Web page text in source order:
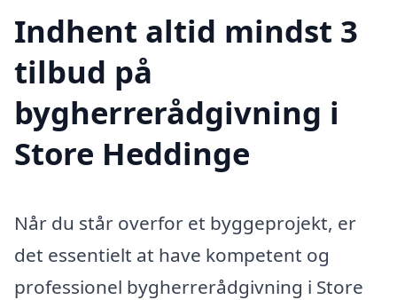
Indhent altid mindst 3
tilbud på
bygherrerådgivning i
Store Heddinge
Når du står overfor et byggeprojekt, er
det essentielt at have kompetent og
professionel bygherrerådgivning i Store